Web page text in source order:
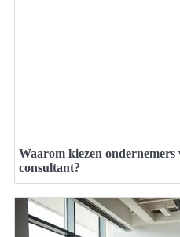
Waarom kiezen
consultant?